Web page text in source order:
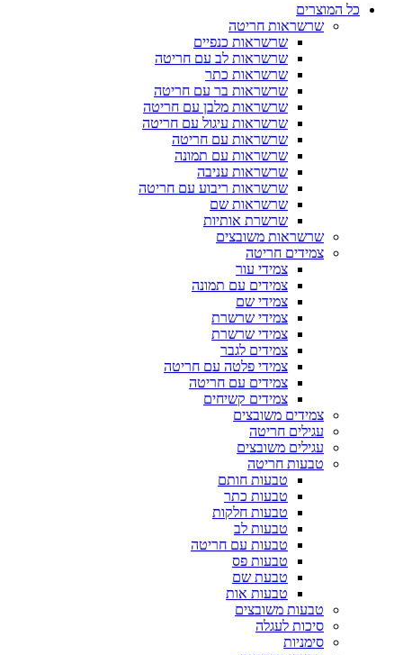
כל המוצרים
שרשראות חריטה
שרשראות כנפיים
שרשראות לב עם חריטה
שרשראות כתר
שרשראות בר עם חריטה
שרשראות מלבן עם חריטה
שרשראות עיגול עם חריטה
שרשראות עם חריטה
שרשראות עם תמונה
שרשראות עניבה
שרשראות ריבוע עם חריטה
שרשראות שם
שרשרת אותיות
שרשראות משובצים
צמידים חריטה
צמידי עור
צמידים עם תמונה
צמידי שם
צמידי שרשרת
צמידי שרשרת
צמידים לגבר
צמידי פלטה עם חריטה
צמידים עם חריטה
צמידים קשיחים
צמידים משובצים
עגילים חריטה
עגילים משובצים
טבעות חריטה
טבעות חותם
טבעות כתר
טבעות חלקות
טבעות לב
טבעות עם חריטה
טבעות פס
טבעת שם
טבעות אות
טבעות משובצים
סיכות לעגלה
סימניות